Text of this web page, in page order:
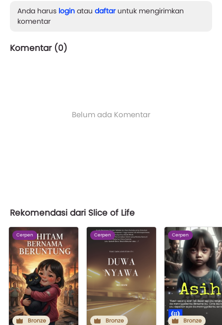
Anda harus login atau daftaruntuk mengirimkan
komentar
Komentar (0)
Belum ada Komentar
Rekomendasi dari Slice of Life
Cerpen
Bronze
Cerpen
Bronze
Cerpen
Bronze